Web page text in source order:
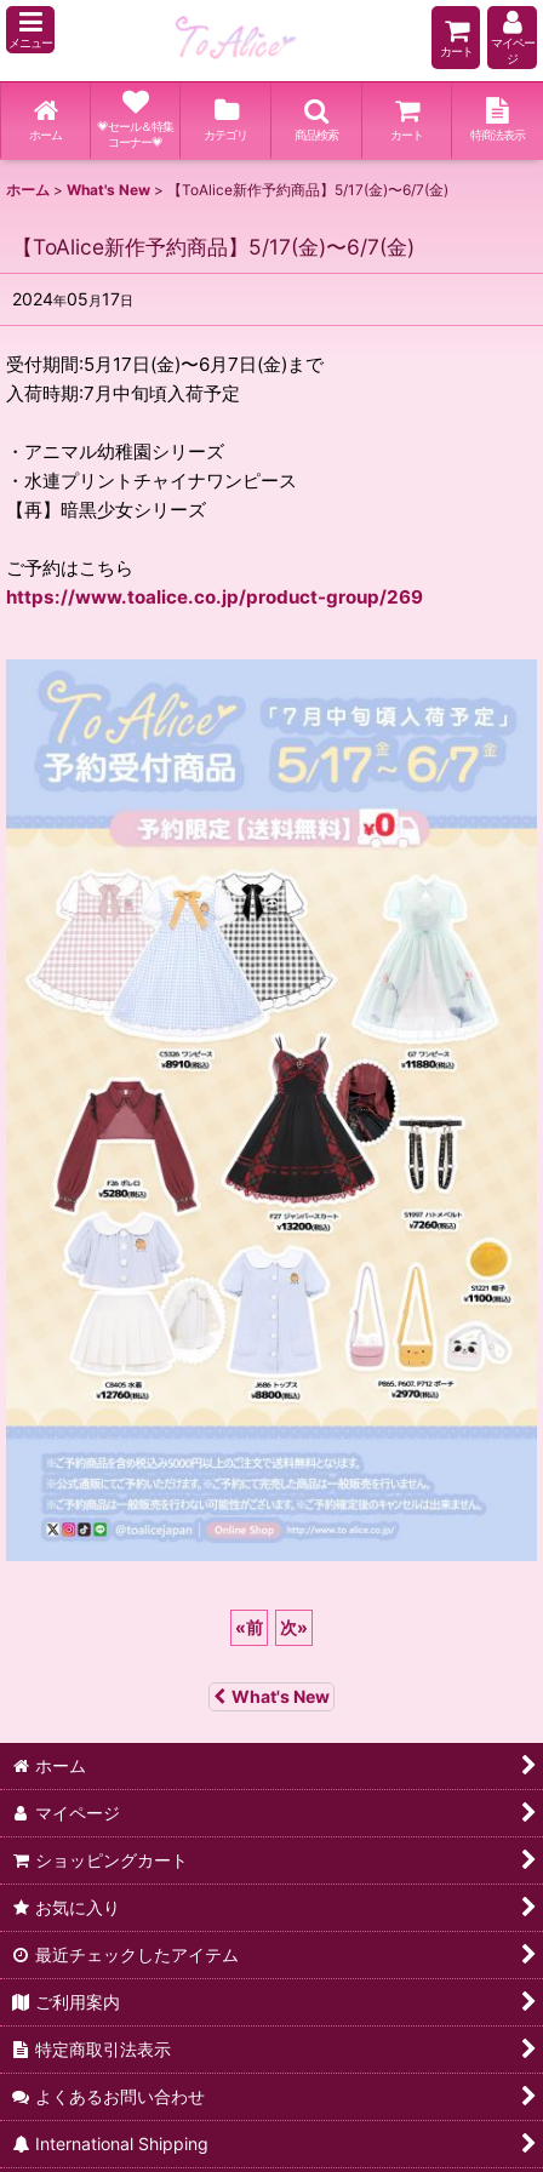
メニュー
カート
マイペー
ジ
ホーム
💗セール＆特集
コーナー💗
カテゴリ 商品検索 カート 特商法表示
ホーム > What's New > 【ToAlice新作予約商品】5/17(金)〜6/7(金)
【ToAlice新作予約商品】5/17(金)〜6/7(金)
2024年05 月17日
受付期間:5月17日(金)〜6月7日(金)まで
入荷時期:7月中旬頃入荷予定
・アニマル幼稚園シリーズ
・水連プリントチャイナワンピース
【再】暗黒少女シリーズ
ご予約はこちら
https://www.toalice.co.jp/product-group/269
«前 次»
What's New
ホーム
マイページ
ショッピングカート
お気に入り
最近チェックしたアイテム
ご利用案内
特定商取引法表示
よくあるお問い合わせ
International Shipping